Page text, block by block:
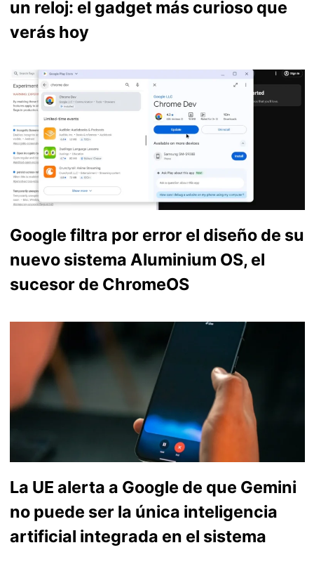
un reloj: el gadget más curioso que
verás hoy
Google filtra por error el diseño de su
nuevo sistema Aluminium OS, el
sucesor de ChromeOS
La UE alerta a Google de que Gemini
no puede ser la única inteligencia
artificial integrada en el sistema